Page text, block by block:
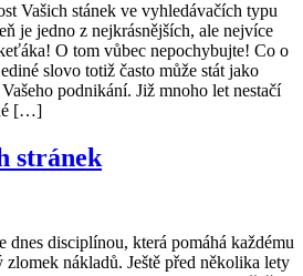
Vašich stánek ve vyhledávačích typu
je jedno z nejkrásnějších, ale nejvíce
O tom vůbec nepochybujte! Co o
slovo totiž často může stát jako
podnikání. Již mnoho let nestačí
[…]
stránek
dnes disciplínou, která pomáhá každému
nákladů. Ještě před několika lety